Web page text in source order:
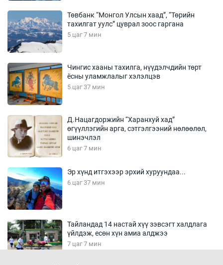
Төвбанк “Монгол Улсын хаад”, “Төрийн
тахилгат уулс” цуврал зоос гаргана
5 цаг 7 мин
Чингис хааны тахилга, нүүдэлчдийн төрт
ёсны уламжлалыг хэлэлцэв
5 цаг 37 мин
Д.Нацагдоржийн “Харанхуй хад”
өгүүллэгийн арга, сэтгэлгээний нөлөөлөл,
шинэчлэл
6 цаг 7 мин
Эр хүнд итгэхээр эрхий хуруундаа...
6 цаг 37 мин
Тайландад 14 настай хүү зэвсэгт халдлага
үйлдэж, есөн хүн амиа алджээ
7 цаг 7 мин